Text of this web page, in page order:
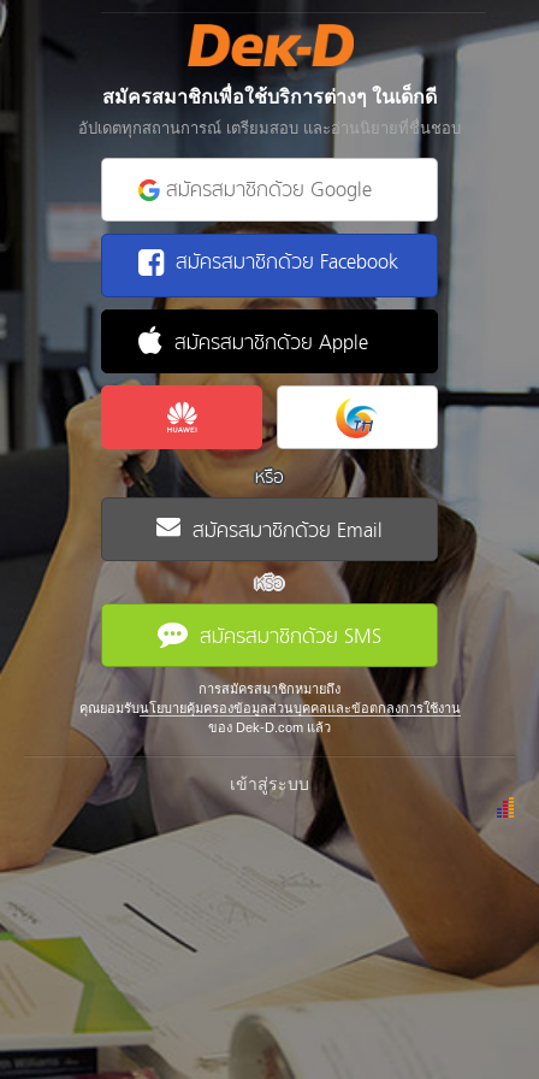
สมัครสมาชิกเพื่อใช้บริการต่างๆ ในเด็กดี
อัปเดตทุกสถานการณ์ เตรียมสอบ และอ่านนิยายที่ชื่นชอบ
สมัครสมาชิกด้วย Google
สมัครสมาชิกด้วย Facebook
สมัครสมาชิกด้วย Apple
หรือ
สมัครสมาชิกด้วย Email
หรือ
สมัครสมาชิกด้วย SMS
การสมัครสมาชิกหมายถึง
คุณยอมรับนโยบายคุ้มครองข้อมูลส่วนบุคคลและข้อตกลงการใช้งาน
ของ Dek-D.com แล้ว
เข้าสู่ระบบ